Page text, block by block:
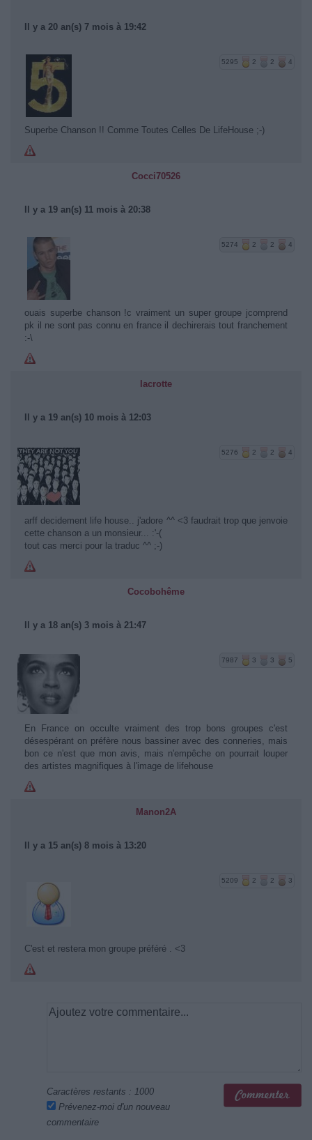
Il y a 20 an(s) 7 mois à 19:42
5295 2 2 4
Superbe Chanson !! Comme Toutes Celles De LifeHouse ;-)
Cocci70526
Il y a 19 an(s) 11 mois à 20:38
5274 2 2 4
ouais superbe chanson !c vraiment un super groupe jcomprend
pk il ne sont pas connu en france il dechirerais tout franchement
:-\
lacrotte
Il y a 19 an(s) 10 mois à 12:03
5276 2 2 4
arff decidement life house.. j'adore ^^ <3 faudrait trop que jenvoie
cette chanson a un monsieur... :'-(
tout cas merci pour la traduc ^^ ;-)
Cocobohême
Il y a 18 an(s) 3 mois à 21:47
7987 3 3 5
En France on occulte vraiment des trop bons groupes c'est
désespérant on préfère nous bassiner avec des conneries, mais
bon ce n'est que mon avis, mais n'empêche on pourrait louper
des artistes magnifiques à l'image de lifehouse
Manon2A
Il y a 15 an(s) 8 mois à 13:20
5209 2 2 3
C'est et restera mon groupe préféré . <3
Caractères restants : 1000
Prévenez-moi d'un nouveau
commentaire